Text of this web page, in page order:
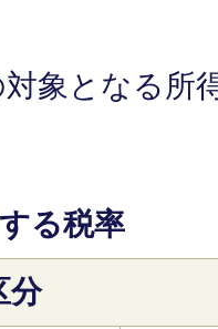
象となる所
る税率
分